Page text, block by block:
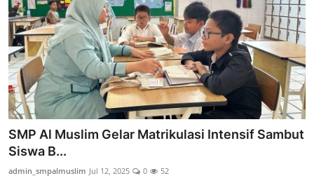
SMP Al Muslim Gelar Matrikulasi Intensif Sambut
Siswa B...
admin_smpalmuslim Jul 12, 2025 0 52